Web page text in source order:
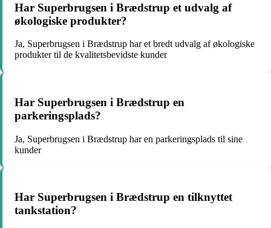
Har Superbrugsen i Brædstrup et udvalg af
økologiske produkter?
Ja, Superbrugsen i Brædstrup har et bredt udvalg af økologiske
produkter til de kvalitetsbevidste kunder
Har Superbrugsen i Brædstrup en
parkeringsplads?
Ja, Superbrugsen i Brædstrup har en parkeringsplads til sine
kunder
Har Superbrugsen i Brædstrup en tilknyttet
tankstation?